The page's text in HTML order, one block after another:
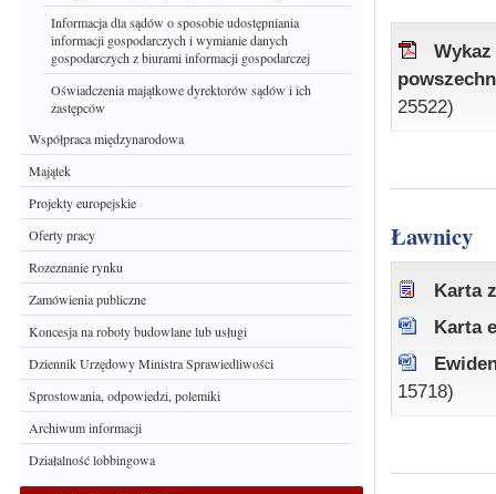
Informacja dla sądów o sposobie udostępniania
informacji gospodarczych i wymianie danych
gospodarczych z biurami informacji gospodarczej
Oświadczenia majątkowe dyrektorów sądów i ich
zastępców
Współpraca międzynarodowa
Majątek
Projekty europejskie
Oferty pracy
Rozeznanie rynku
Zamówienia publiczne
Koncesja na roboty budowlane lub usługi
Dziennik Urzędowy Ministra Sprawiedliwości
Sprostowania, odpowiedzi, polemiki
Archiwum informacji
Działalność lobbingowa
25522)
Ławnicy
Karta
Karta
15718)